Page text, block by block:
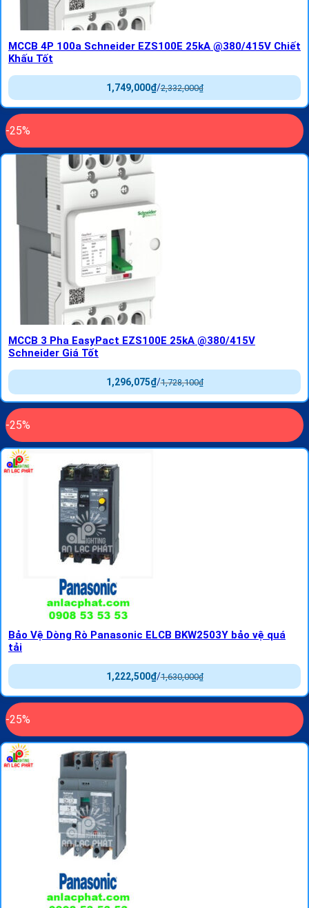
MCCB 4P 100a Schneider EZS100E 25kA @380/415V Chiết
Khấu Tốt
2,332,000₫
/
1,749,000₫
-25%
MCCB 3 Pha EasyPact EZS100E 25kA @380/415V
Schneider Giá Tốt
1,728,100₫
/
1,296,075₫
-25%
Bảo Vệ Dòng Rò Panasonic ELCB BKW2503Y bảo vệ quá
tải
1,630,000₫
/
1,222,500₫
-25%